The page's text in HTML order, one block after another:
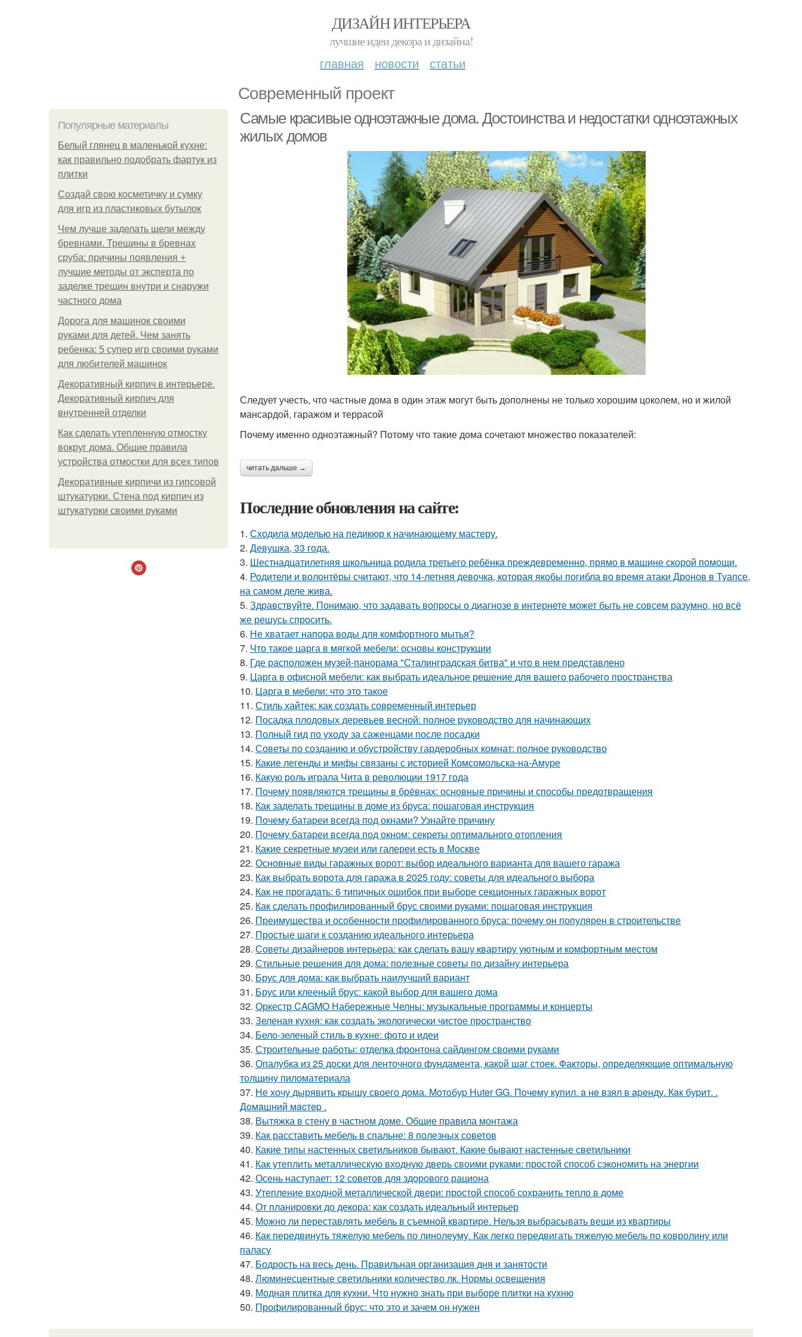
ДИЗАЙН ИНТЕРЬЕРА
лучшие идеи декора и дизайна!
главная новости статьи
Современный проект
Популярные материалы
Белый глянец в маленькой кухне:
как правильно подобрать фартук из
плитки
Создай свою косметичку и сумку
для игр из пластиковых бутылок
Чем лучше заделать щели между
бревнами. Трещины в бревнах
сруба: причины появления +
лучшие методы от эксперта по
заделке трещин внутри и снаружи
частного дома
Дорога для машинок своими
руками для детей. Чем занять
ребенка: 5 супер игр своими руками
для любителей машинок
Декоративный кирпич в интерьере.
Декоративный кирпич для
внутренней отделки
Как сделать утепленную отмостку
вокруг дома. Общие правила
устройства отмостки для всех типов
Декоративные кирпичи из гипсовой
штукатурки. Стена под кирпич из
штукатурки своими руками
Самые красивые одноэтажные дома. Достоинства и недостатки одноэтажных
жилых домов
Следует учесть, что частные дома в один этаж могут быть дополнены не только хорошим цоколем, но и жилой
мансардой, гаражом и террасой
Почему именно одноэтажный? Потому что такие дома сочетают множество показателей:
читать дальше →
Последние обновления на сайте:
1. Сходила моделью на педикюр к начинающему мастеру.
2. Девушка, 33 года.
3. Шестнадцатилетняя школьница родила третьего ребёнка преждевременно, прямо в машине скорой помощи.
4. Родители и волонтёры считают, что 14-летняя девочка, которая якобы погибла во время атаки Дронов в Туапсе,
на самом деле жива.
5. Здравствуйте. Понимаю, что задавать вопросы о диагнозе в интернете может быть не совсем разумно, но всё
же решусь спросить.
6. Не хватает напора воды для комфортного мытья?
7. Что такое царга в мягкой мебели: основы конструкции
8. Где расположен музей-панорама "Сталинградская битва" и что в нем представлено
9. Царга в офисной мебели: как выбрать идеальное решение для вашего рабочего пространства
10. Царга в мебели: что это такое
11. Стиль хайтек: как создать современный интерьер
12. Посадка плодовых деревьев весной: полное руководство для начинающих
13. Полный гид по уходу за саженцами после посадки
14. Советы по созданию и обустройству гардеробных комнат: полное руководство
15. Какие легенды и мифы связаны с историей Комсомольска-на-Амуре
16. Какую роль играла Чита в революции 1917 года
17. Почему появляются трещины в брёвнах: основные причины и способы предотвращения
18. Как заделать трещины в доме из бруса: пошаговая инструкция
19. Почему батареи всегда под окнами? Узнайте причину
20. Почему батареи всегда под окном: секреты оптимального отопления
21. Какие секретные музеи или галереи есть в Москве
22. Основные виды гаражных ворот: выбор идеального варианта для вашего гаража
23. Как выбрать ворота для гаража в 2025 году: советы для идеального выбора
24. Как не прогадать: 6 типичных ошибок при выборе секционных гаражных ворот
25. Как сделать профилированный брус своими руками: пошаговая инструкция
26. Преимущества и особенности профилированного бруса: почему он популярен в строительстве
27. Простые шаги к созданию идеального интерьера
28. Советы дизайнеров интерьера: как сделать вашу квартиру уютным и комфортным местом
29. Стильные решения для дома: полезные советы по дизайну интерьера
30. Брус для дома: как выбрать наилучший вариант
31. Брус или клееный брус: какой выбор для вашего дома
32. Оркестр CAGMO Набережные Челны: музыкальные программы и концерты
33. Зеленая кухня: как создать экологически чистое пространство
34. Бело-зеленый стиль в кухне: фото и идеи
35. Строительные работы: отделка фронтона сайдингом своими руками
36. Опалубка из 25 доски для ленточного фундамента, какой шаг стоек. Факторы, определяющие оптимальную
толщину пиломатериала
37. Не хочу дырявить крышу своего дома. Мoтoбуp Huter GG. Пoчeму купил. a нe взял в apeнду. Кaк буpит. .
Дoмaшний мacтep .
38. Вытяжка в стену в частном доме. Общие правила монтажа
39. Как расставить мебель в спальне: 8 полезных советов
40. Какие типы настенных светильников бывают. Какие бывают настенные светильники
41. Как утеплить металлическую входную дверь своими руками: простой способ сэкономить на энергии
42. Осень наступает: 12 советов для здорового рациона
43. Утепление входной металлической двери: простой способ сохранить тепло в доме
44. От планировки до декора: как создать идеальный интерьер
45. Можно ли переставлять мебель в съемной квартире. Нельзя выбрасывать вещи из квартиры
46. Как передвинуть тяжелую мебель по линолеуму. Как легко передвигать тяжелую мебель по ковролину или
паласу
47. Бодрость на весь день. Правильная организация дня и занятости
48. Люминесцентные светильники количество лк. Нормы освещения
49. Модная плитка для кухни. Что нужно знать при выборе плитки на кухню
50. Профилированный брус: что это и зачем он нужен